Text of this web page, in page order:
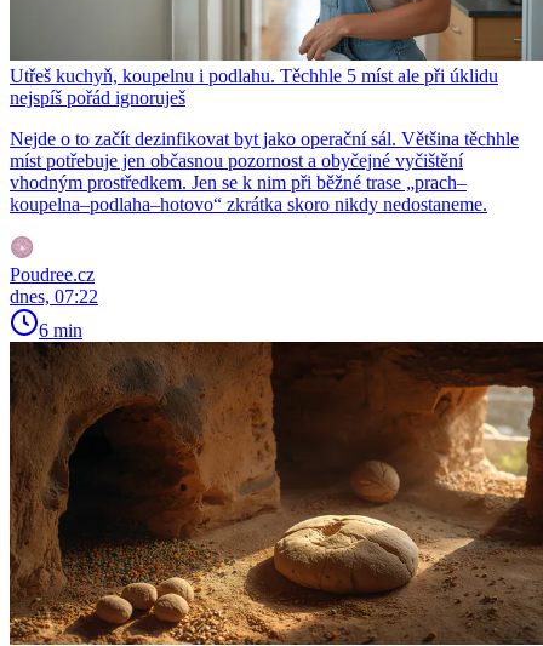
Utřeš kuchyň, koupelnu i podlahu. Těchhle 5 míst ale při úklidu
nejspíš pořád ignoruješ
Nejde o to začít dezinfikovat byt jako operační sál. Většina těchhle
míst potřebuje jen občasnou pozornost a obyčejné vyčištění
vhodným prostředkem. Jen se k nim při běžné trase „prach–
koupelna–podlaha–hotovo“ zkrátka skoro nikdy nedostaneme.
Poudree.cz
dnes, 07:22
6 min